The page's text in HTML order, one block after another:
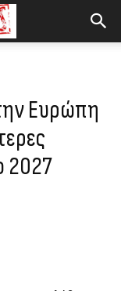
Ευρώπη
2027